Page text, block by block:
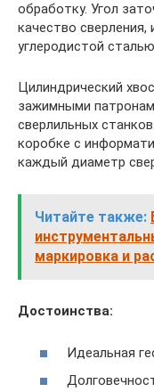
обработку. Угол
качество
углеродистой
Цилиндрический
зажимными
сверлильных
коробке с
каждый диаметр
Читайте также:
маркировка и
Достоинства:
Идеальная